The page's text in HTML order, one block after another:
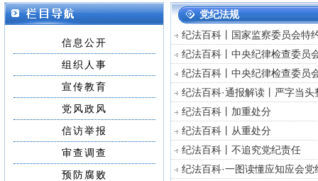
信息公开
组织人事
宣传教育
党风政风
信访举报
审查调查
预防腐败
党纪法规
纪法百科丨国家监察委员会特
纪法百科丨中央纪律检查委员
纪法百科丨中央纪律检查委员
纪法百科·通报解读丨严字当
纪法百科丨加重处分
纪法百科丨从重处分
纪法百科丨不追究党纪责任
纪法百科·一图读懂应知应会